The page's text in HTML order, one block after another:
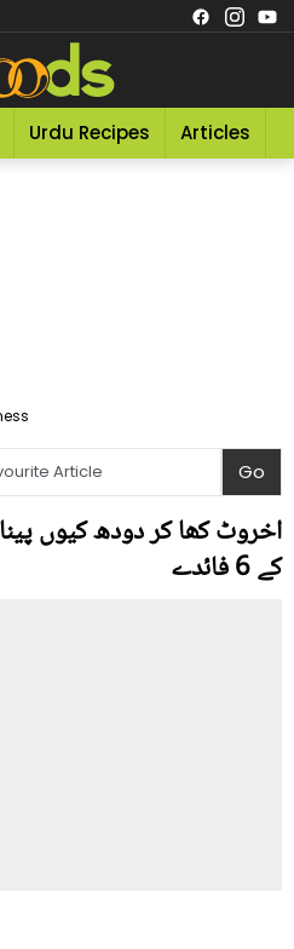
Urdu Recipes Articles
اخروٹ کھا کر دودھ کیوں
کے 6 فائدے